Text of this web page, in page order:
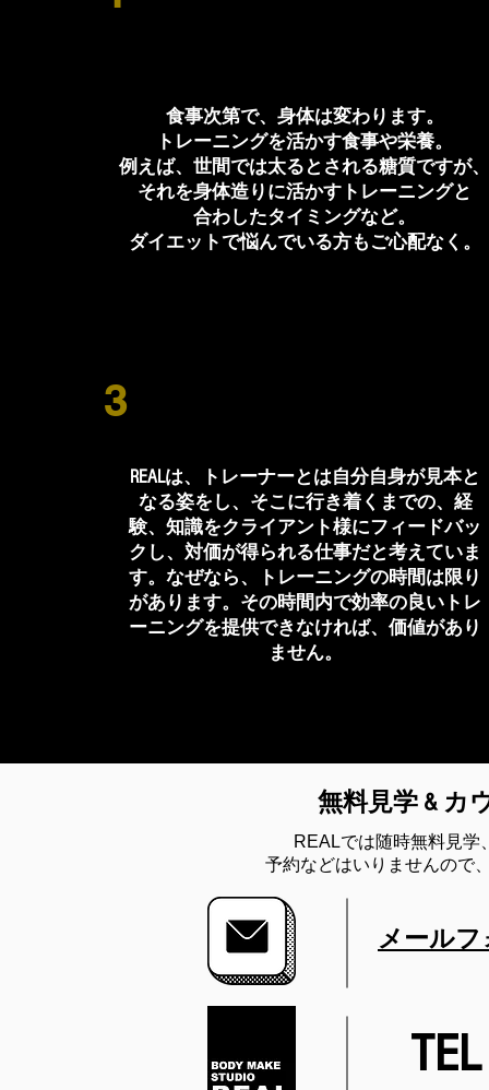
食事次第で、身体は変わります。
トレーニングを活かす食事や栄養。
例えば、世間では太るとされる糖質ですが、
それを身体造りに活かすトレーニングと
合わしたタイミングなど。
ダイエットで悩んでいる方もご心配なく。
REALは、トレーナーとは自分自身が見本と
なる姿をし、そこに行き着くまでの、経
験、知識をクライアント様にフィードバッ
クし、対価が得られる仕事だと考えていま
す。なぜなら、トレーニングの時間は限り
があります。その時間内で効率の良いトレ
ーニングを提供できなければ、価値があり
ません。
3
無料見学 & カ
REALでは随時無料見学
予約などはいりませんので
メール
TEL